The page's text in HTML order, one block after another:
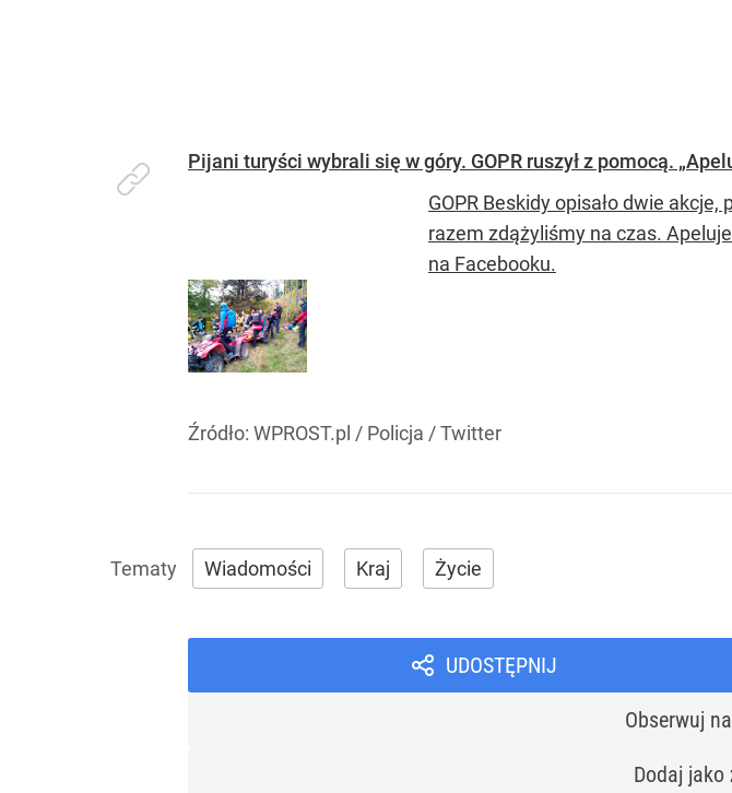
Pijani turyści wybrali się w góry. GOPR ruszył z pomocą.
GOPR Beskidy opisało dwie
razem zdążyliśmy na czas.
na Facebooku.
Źródło: WPROST.pl / Policja / Twitter
Wiadomości Kraj Życie
UDOSTĘPNIJ
Obserwuj
Dodaj jako